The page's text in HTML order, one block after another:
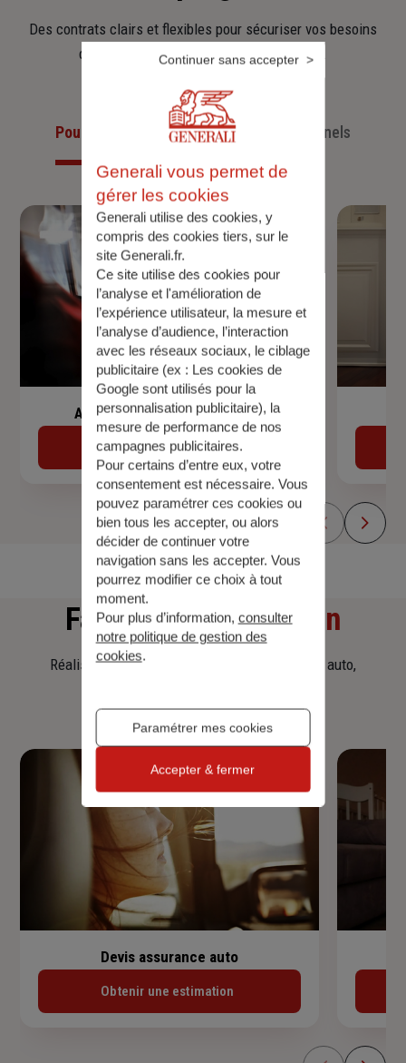
Des contrats clairs et flexibles pour sécuriser vos besoins
d’aujourd’hui et anticiper ceux de demain.
Pour les particuliersPour les professionnels
Assurance de prêt immobilier
Découvrir
Faitesune simulation
Réalisez une simulation tarifaire d'assurance, auto,
Devis assurance auto
Obtenir une estimation
Generali vous permet de
gérer les cookies
Generali utilise des cookies, y
compris des cookies tiers, sur le
site Generali.fr.
Ce site utilise des cookies pour
l’analyse et l'amélioration de
l’expérience utilisateur, la mesure et
l’analyse d’audience, l’interaction
avec les réseaux sociaux, le ciblage
publicitaire (ex : Les cookies de
Google sont utilisés pour la
personnalisation publicitaire), la
mesure de performance de nos
campagnes publicitaires.
Pour certains d’entre eux, votre
consentement est nécessaire. Vous
pouvez paramétrer ces cookies ou
bien tous les accepter, ou alors
décider de continuer votre
navigation sans les accepter. Vous
pourrez modifier ce choix à tout
moment.
Pour plus d’information, consulter
notre politique de gestion des
cookies.
Paramétrer mes cookies
Continuer sans accepter
Accepter & fermer